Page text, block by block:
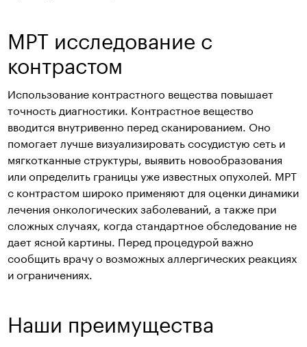
МРТ исследование с
контрастом
Использование контрастного вещества повышает
точность диагностики. Контрастное вещество
вводится внутривенно перед сканированием. Оно
помогает лучше визуализировать сосудистую сеть и
мягкотканные структуры, выявить новообразования
или определить границы уже известных опухолей. МРТ
с контрастом широко применяют для оценки динамики
лечения онкологических заболеваний, а также при
сложных случаях, когда стандартное обследование не
дает ясной картины. Перед процедурой важно
сообщить врачу о возможных аллергических реакциях
и ограничениях.
Наши преимущества